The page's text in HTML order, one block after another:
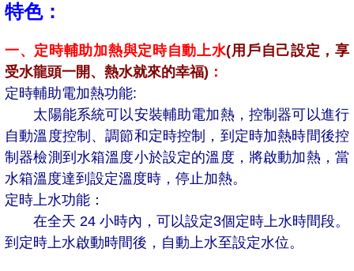
特色：
一、定時輔助加熱與定時自動上水(用戶自己設定，享
受水龍頭一開、熱水就來的幸福) ：
定時輔助電加熱功能:
太陽能系統可以安裝輔助電加熱，控制器可以進行
自動溫度控制、調節和定時控制，到定時加熱時間後控
制器檢測到水箱溫度小於設定的溫度，將啟動加熱，當
水箱溫度達到設定溫度時，停止加熱。
定時上水功能：
在全天 24 小時內，可以設定3個定時上水時間段。
到定時上水啟動時間後，自動上水至設定水位。